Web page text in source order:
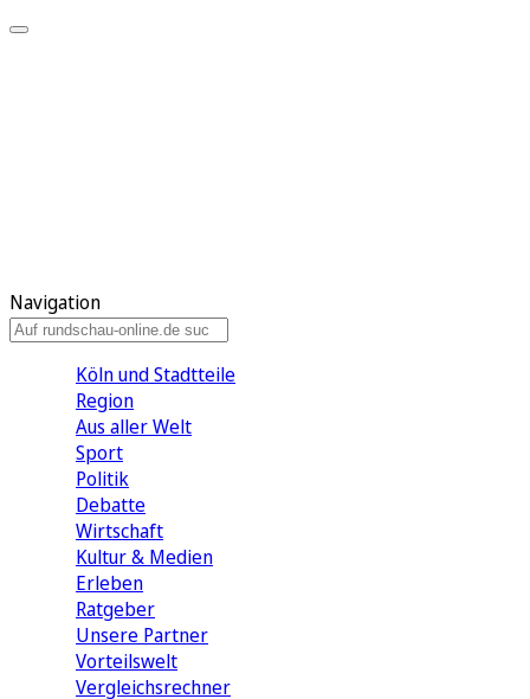
Navigation
Köln und Stadtteile
Region
Aus aller Welt
Sport
Politik
Debatte
Wirtschaft
Kultur & Medien
Erleben
Ratgeber
Unsere Partner
Vorteilswelt
Vergleichsrechner